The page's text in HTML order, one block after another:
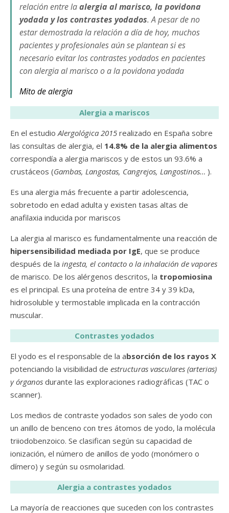
relación entre laalergia al marisco, la povidona
yodada y los contrastes yodados. A pesar de no
estar demostrada la relación a día de hoy, muchos
pacientes y profesionales aún se plantean si es
necesario evitar los contrastes yodados en pacientes
con alergia al marisco o a la povidona yodada
Mito de alergia
Alergia a mariscos
En el estudioAlergológica 2015 realizado en España sobre
las consultas de alergia, el 14.8% de la alergia alimentos
correspondía a alergia mariscos y de estos un 93.6% a
crustáceos (Gambas, Langostas, Cangrejos, Langostinos… ).
Es una alergia más frecuente a partir adolescencia,
sobretodo en edad adulta y existen tasas altas de
anafilaxia inducida por mariscos
La alergia al marisco es fundamentalmente una reacción de
hipersensibilidad mediada por IgE, que se produce
después de la ingesta, el contacto o la inhalación de vapores
de marisco. De los alérgenos descritos, la tropomiosina
es el principal. Es una proteína de entre 34 y 39 kDa,
hidrosoluble y termostable implicada en la contracción
muscular.
Contrastes yodados
El yodo es el responsable de la absorción de los rayos X
potenciando la visibilidad de estructuras vasculares (arterias)
y órganos durante las exploraciones radiográficas (TAC o
scanner).
Los medios de contraste yodados son sales de yodo con
un anillo de benceno con tres átomos de yodo, la molécula
triiodobenzoico. Se clasifican según su capacidad de
ionización, el número de anillos de yodo (monómero o
dímero) y según su osmolaridad.
Alergia a contrastes yodados
La mayoría de reacciones que suceden con los contrastes